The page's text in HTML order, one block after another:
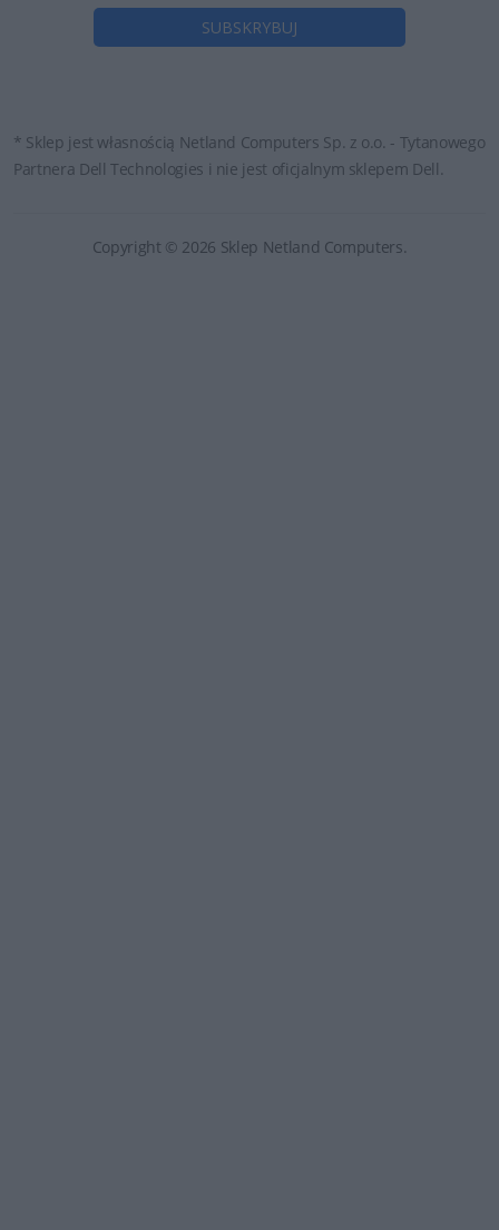
* Sklep jest własnością Netland Computers Sp. z o.o. - Tytanowego
Partnera Dell Technologies i nie jest oficjalnym sklepem Dell.
Copyright © 2026 Sklep Netland Computers.